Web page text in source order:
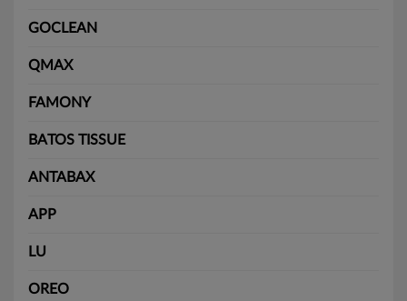
GOCLEAN
QMAX
FAMONY
BATOS TISSUE
ANTABAX
APP
LU
OREO